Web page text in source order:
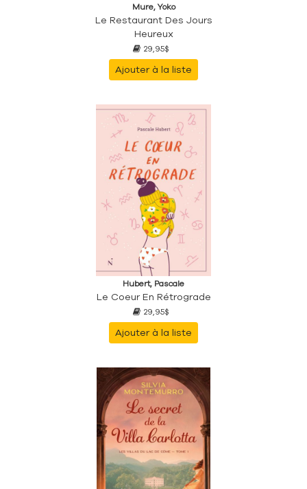
Mure, Yoko
Le Restaurant Des Jours
Heureux
29,95$
Ajouter à la liste
Hubert, Pascale
Le Coeur En Rétrograde
29,95$
Ajouter à la liste